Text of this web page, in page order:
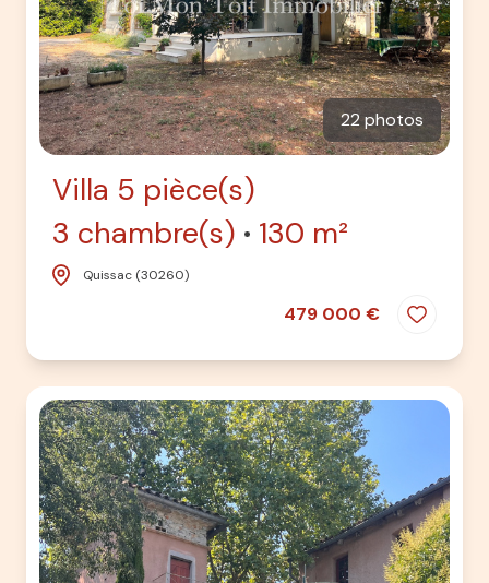
22 photos
Villa 5 pièce(s)
3 chambre(s)
130 m²
Quissac (30260)
479 000 €